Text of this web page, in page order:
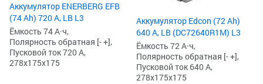
Аккумулятор ENERBERG EFB
(74 Ah) 720 А, LB L3
Ёмкость 74 А·ч,
Полярность обратная [- +],
Пусковой ток 720 А,
278x175x175
Аккумулятор Edcon (72 Ah)
640 А, LB (DC72640R1M) L3
Ёмкость 72 А·ч,
Полярность обратная [- +],
Пусковой ток 640 А,
278x175x175